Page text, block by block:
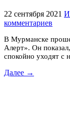
22 сентября 2021
комментариев
В Мурманске
Алерт». Он
спокойно уходят с
Далее →